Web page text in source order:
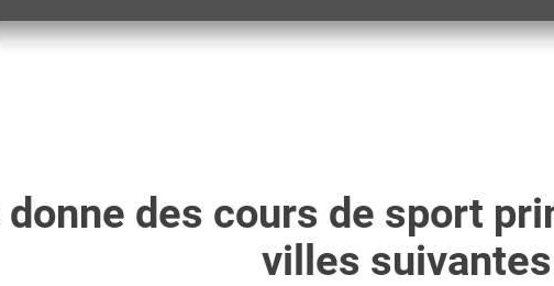
donne des cours de sport
villes suivantes